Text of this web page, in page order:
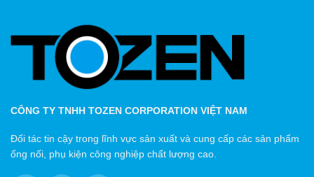
CÔNG TY TNHH TOZEN CORPORATION VIỆT NAM
Đối tác tin cậy trong lĩnh vực sản xuất và cung cấp các sản phẩm
ống nối, phụ kiện công nghiệp chất lượng cao.